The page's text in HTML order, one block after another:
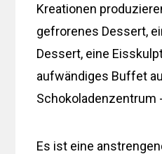
Kreationen
gefrorenes Dessert,
Dessert, eine
aufwändiges Buffet
Schokoladenzentrum
Es ist eine